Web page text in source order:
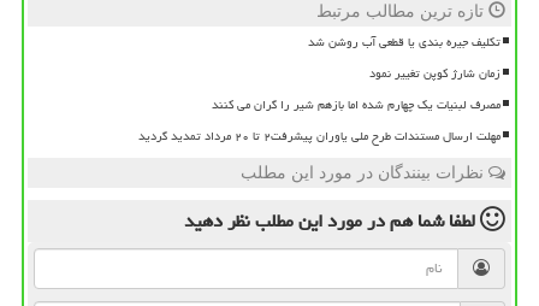
تازه ترین مطالب مرتبط
تکلیف جیره بندی یا قطعی آب روشن شد
زمان شارژ کوپن تغییر نمود
مصرف لبنیات یک چهارم شده اما بازهم شیر را گران می کنند
مهلت ارسال مستندات طرح ملی یاوران پیشرفت۲ تا ۲۰ مرداد تمدید گردید
نظرات بینندگان در مورد این مطلب
لطفا شما همدر مورد این مطلبنظر دهید